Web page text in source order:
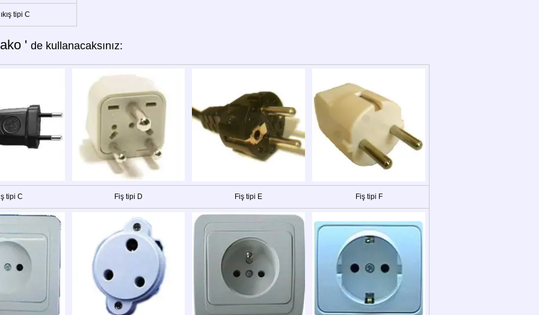
tipi C
' de kullanacaksınız:
tipi C Fiş tipi D Fiş tipi E Fiş tipi F